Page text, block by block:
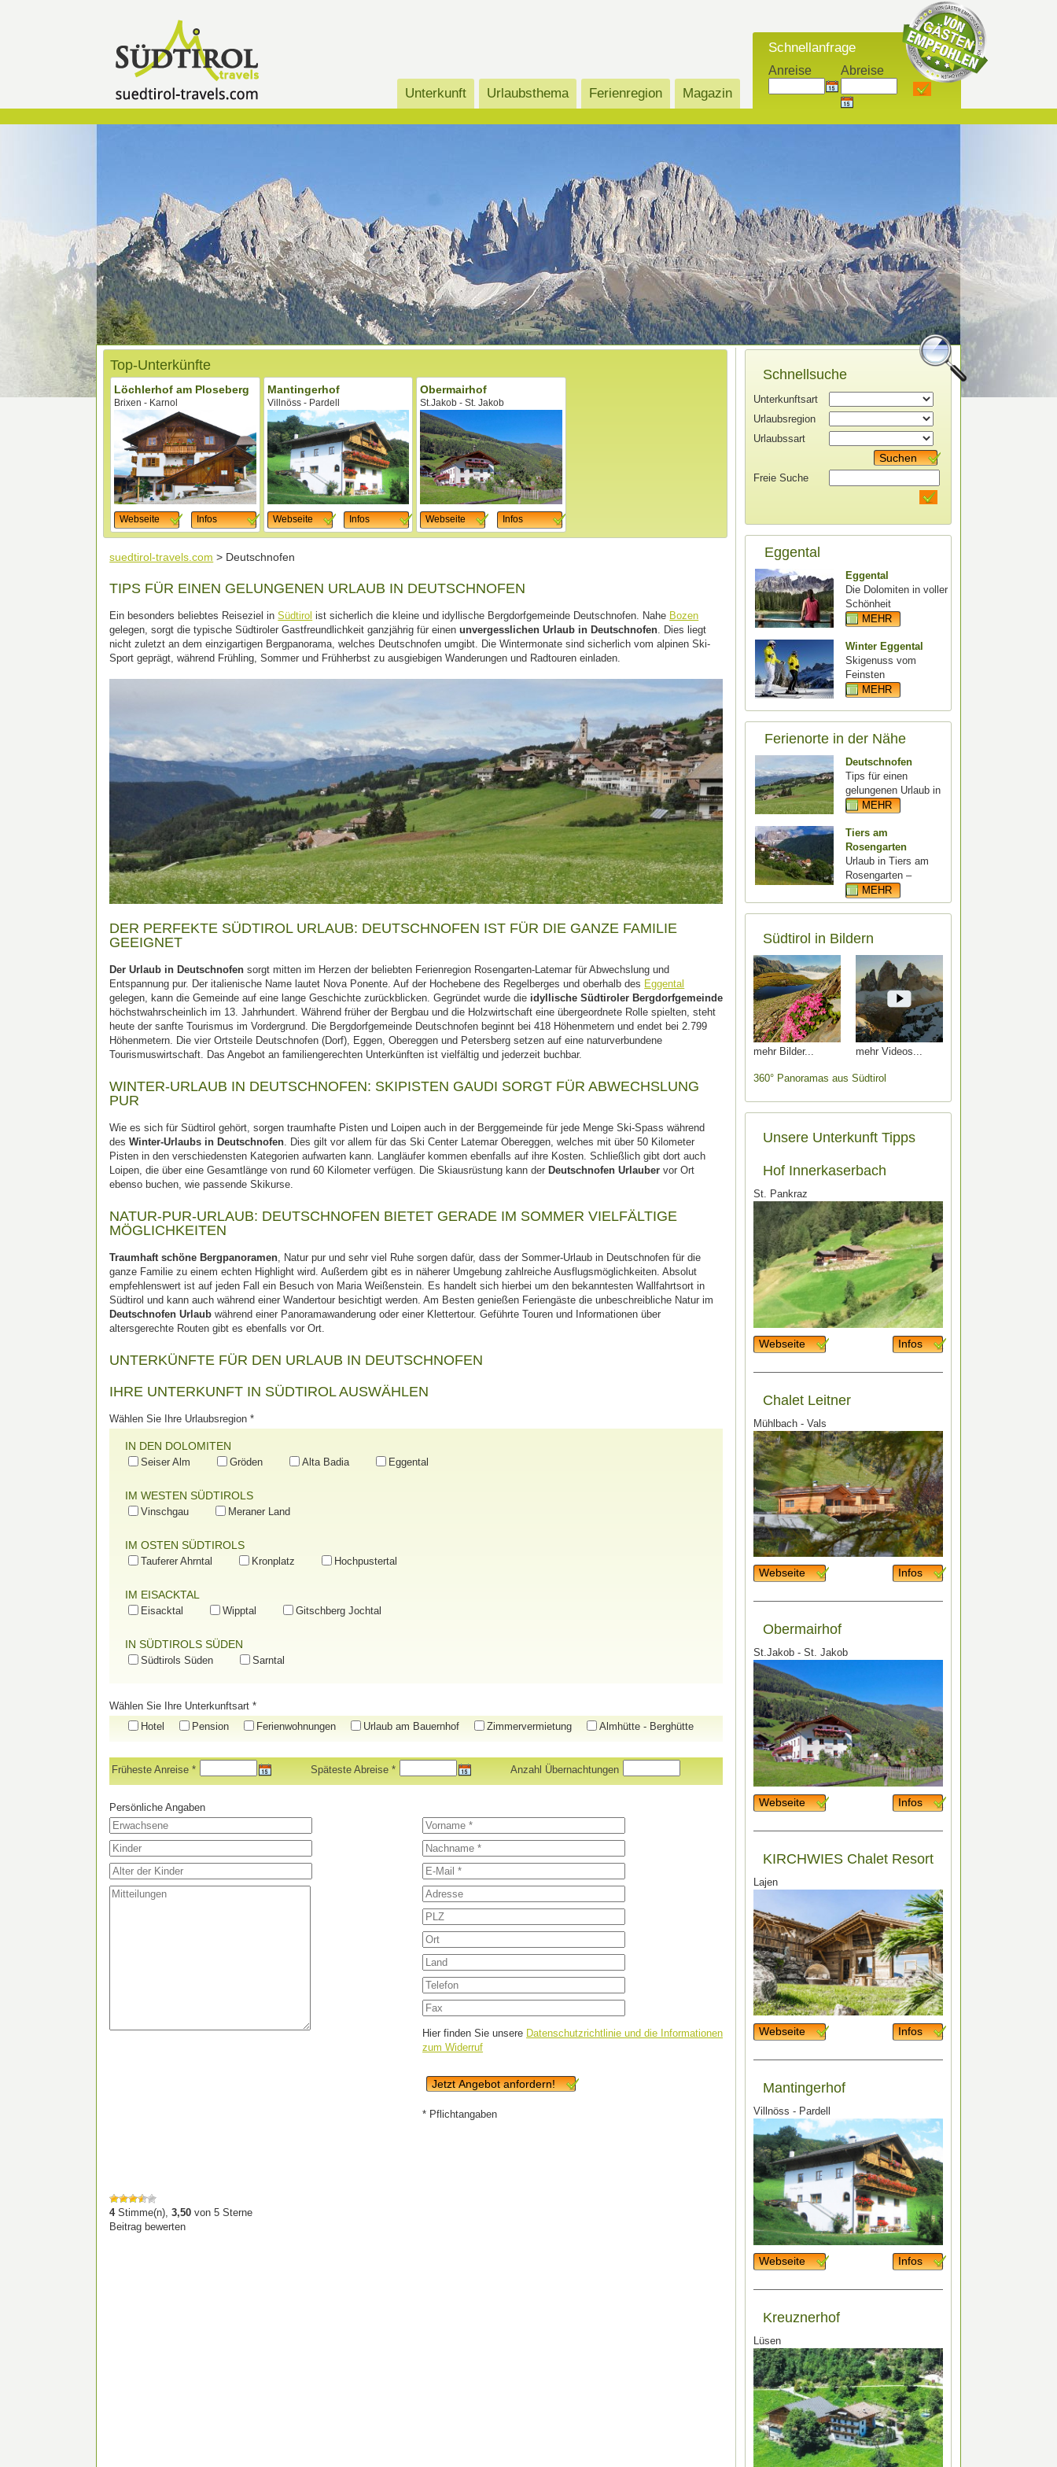
Unterkunft Urlaubsthema Ferienregion Magazin
Schnellanfrage
Anreise Abreise
Top-Unterkünfte
Löchlerhof am Ploseberg
Brixen - Karnol
Webseite Infos
Mantingerhof
Villnöss - Pardell
Webseite Infos
Obermairhof
St.Jakob - St. Jakob
Webseite Infos
suedtirol-travels.com > Deutschnofen
TIPS FÜR EINEN GELUNGENEN URLAUB IN DEUTSCHNOFEN
Ein besonders beliebtes Reiseziel inSüdtirol ist sicherlich die kleine und idyllische Bergdorfgemeinde Deutschnofen. Nahe Bozen
gelegen, sorgt die typische Südtiroler Gastfreundlichkeit ganzjährig für einenunvergesslichen Urlaub in Deutschnofen . Dies liegt
nicht zuletzt an dem einzigartigen Bergpanorama, welches Deutschnofen umgibt. Die Wintermonate sind sicherlich vom alpinen Ski-
Sport geprägt, während Frühling, Sommer und Frühherbst zu ausgiebigen Wanderungen und Radtouren einladen.
DER PERFEKTE SÜDTIROL URLAUB: DEUTSCHNOFEN IST FÜR DIE GANZE FAMILIE
GEEIGNET
Der Urlaub in Deutschnofen sorgt mitten im Herzen der beliebten Ferienregion Rosengarten-Latemar für Abwechslung und
Entspannung pur. Der italienische Name lautet Nova Ponente. Auf der Hochebene des Regelberges und oberhalb des Eggental
gelegen, kann die Gemeinde auf eine lange Geschichte zurückblicken. Gegründet wurde die idyllische Südtiroler Bergdorfgemeinde
höchstwahrscheinlich im 13. Jahrhundert. Während früher der Bergbau und die Holzwirtschaft eine übergeordnete Rolle spielten, steht
heute der sanfte Tourismus im Vordergrund. Die Bergdorfgemeinde Deutschnofen beginnt bei 418 Höhenmetern und endet bei 2.799
Höhenmetern. Die vier Ortsteile Deutschnofen (Dorf), Eggen, Obereggen und Petersberg setzen auf eine naturverbundene
Tourismuswirtschaft. Das Angebot an familiengerechten Unterkünften ist vielfältig und jederzeit buchbar.
WINTER-URLAUB IN DEUTSCHNOFEN: SKIPISTEN GAUDI SORGT FÜR ABWECHSLUNG
PUR
Wie es sich für Südtirol gehört, sorgen traumhafte Pisten und Loipen auch in der Berggemeinde für jede Menge Ski-Spass während
desWinter-Urlaubs in Deutschnofen . Dies gilt vor allem für das Ski Center Latemar Obereggen, welches mit über 50 Kilometer
Pisten in den verschiedensten Kategorien aufwarten kann. Langläufer kommen ebenfalls auf ihre Kosten. Schließlich gibt dort auch
Loipen, die über eine Gesamtlänge von rund 60 Kilometer verfügen. Die Skiausrüstung kann der Deutschnofen Urlauber vor Ort
ebenso buchen, wie passende Skikurse.
NATUR-PUR-URLAUB: DEUTSCHNOFEN BIETET GERADE IM SOMMER VIELFÄLTIGE
MÖGLICHKEITEN
Traumhaft schöne Bergpanoramen , Natur pur und sehr viel Ruhe sorgen dafür, dass der Sommer-Urlaub in Deutschnofen für die
ganze Familie zu einem echten Highlight wird. Außerdem gibt es in näherer Umgebung zahlreiche Ausflugsmöglichkeiten. Absolut
empfehlenswert ist auf jeden Fall ein Besuch von Maria Weißenstein. Es handelt sich hierbei um den bekanntesten Wallfahrtsort in
Südtirol und kann auch während einer Wandertour besichtigt werden. Am Besten genießen Feriengäste die unbeschreibliche Natur im
Deutschnofen Urlaub während einer Panoramawanderung oder einer Klettertour. Geführte Touren und Informationen über
altersgerechte Routen gibt es ebenfalls vor Ort.
UNTERKÜNFTE FÜR DEN URLAUB IN DEUTSCHNOFEN
IHRE UNTERKUNFT IN SÜDTIROL AUSWÄHLEN
Wählen Sie Ihre Urlaubsregion *
IN DEN DOLOMITEN
Seiser Alm Gröden Alta Badia Eggental
IM WESTEN SÜDTIROLS
Vinschgau Meraner Land
IM OSTEN SÜDTIROLS
Tauferer Ahrntal Kronplatz Hochpustertal
IM EISACKTAL
Eisacktal Wipptal Gitschberg Jochtal
IN SÜDTIROLS SÜDEN
Südtirols Süden Sarntal
Wählen Sie Ihre Unterkunftsart *
Hotel
Pension Ferienwohnungen Urlaub am Bauernhof Zimmervermietung Almhütte - Berghütte
Früheste Anreise * Späteste Abreise * Anzahl Übernachtungen
Persönliche Angaben
Hier finden Sie unsere Datenschutzrichtlinie und die Informationen
zum Widerruf
Jetzt Angebot anfordern!
* Pflichtangaben
4Stimme(n),3,50 von5 Sterne
Beitrag bewerten
Schnellsuche
Unterkunftsart
Urlaubsregion
Urlaubssart
Suchen
Freie Suche
Eggental
Eggental
Die Dolomiten in voller
Schönheit
MEHR
Winter Eggental
Skigenuss vom
Feinsten
MEHR
Ferienorte in der Nähe
Deutschnofen
Tips für einen
gelungenen Urlaub in
MEHR
Tiers am
Rosengarten
Urlaub in Tiers am
Rosengarten –
MEHR
Südtirol in Bildern
mehr Bilder mehr Videos
360° Panoramas aus Südtirol
Unsere Unterkunft Tipps
Hof Innerkaserbach
St. Pankraz
Webseite Infos
Chalet Leitner
Mühlbach - Vals
Webseite Infos
Obermairhof
St.Jakob - St. Jakob
Webseite Infos
KIRCHWIES Chalet Resort
Lajen
Webseite Infos
Mantingerhof
Villnöss - Pardell
Webseite Infos
Kreuznerhof
Lüsen